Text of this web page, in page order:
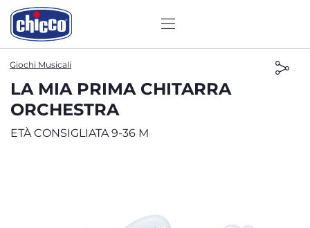
Giochi Musicali
LA MIA PRIMA CHITARRA
ORCHESTRA
ETÀ CONSIGLIATA 9-36 M